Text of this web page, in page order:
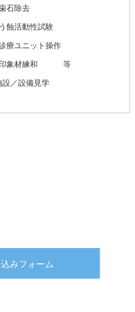
除去
活動性試験
ユニット操作
材練和 等
設／設備見学
みフォーム